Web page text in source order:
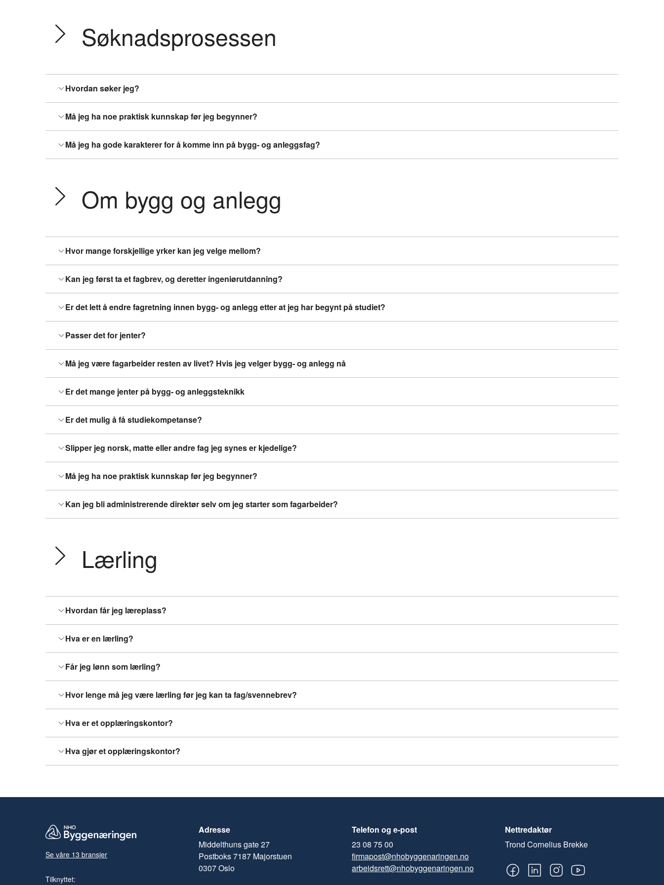
Søknadsprosessen
Hvordan søker jeg?
Må jeg ha noe praktisk kunnskap før jeg begynner?
Må jeg ha gode karakterer for å komme inn på bygg- og anleggsfag?
Om bygg og anlegg
Hvor mange forskjellige yrker kan jeg velge mellom?
Kan jeg først ta et fagbrev, og deretter ingeniørutdanning?
Er det lett å endre fagretning innen bygg- og anlegg etter at jeg har begynt på studiet?
Passer det for jenter?
Må jeg være fagarbeider resten av livet? Hvis jeg velger bygg- og anlegg nå
Er det mange jenter på bygg- og anleggsteknikk
Er det mulig å få studiekompetanse?
Slipper jeg norsk, matte eller andre fag jeg synes er kjedelige?
Må jeg ha noe praktisk kunnskap før jeg begynner?
Kan jeg bli administrerende direktør selv om jeg starter som fagarbeider?
Lærling
Hvordan får jeg læreplass?
Hva er en lærling?
Får jeg lønn som lærling?
Hvor lenge må jeg være lærling før jeg kan ta fag/svennebrev?
Hva er et opplæringskontor?
Hva gjør et opplæringskontor?
Se våre 13 bransjer
Tilknyttet:
Adresse
Middelthuns gate 27
Postboks 7187 Majorstuen
0307 Oslo
Telefon og e-post
23 08 75 00
firmapost@nhobyggenaringen.no
arbeidsrett@nhobyggenaringen.no
Nettredaktør
Trond Cornelius Brekke